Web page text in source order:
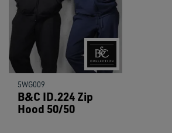
5WG009
B&C ID.224 Zip
Hood 50/50